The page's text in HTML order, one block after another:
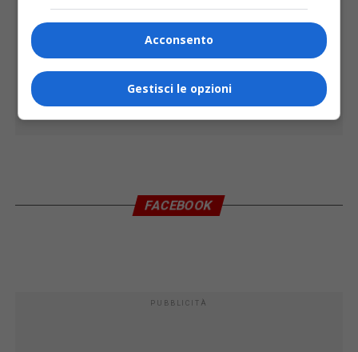
FACEBOOK
PUBBLICITÀ
Acconsento
Gestisci le opzioni